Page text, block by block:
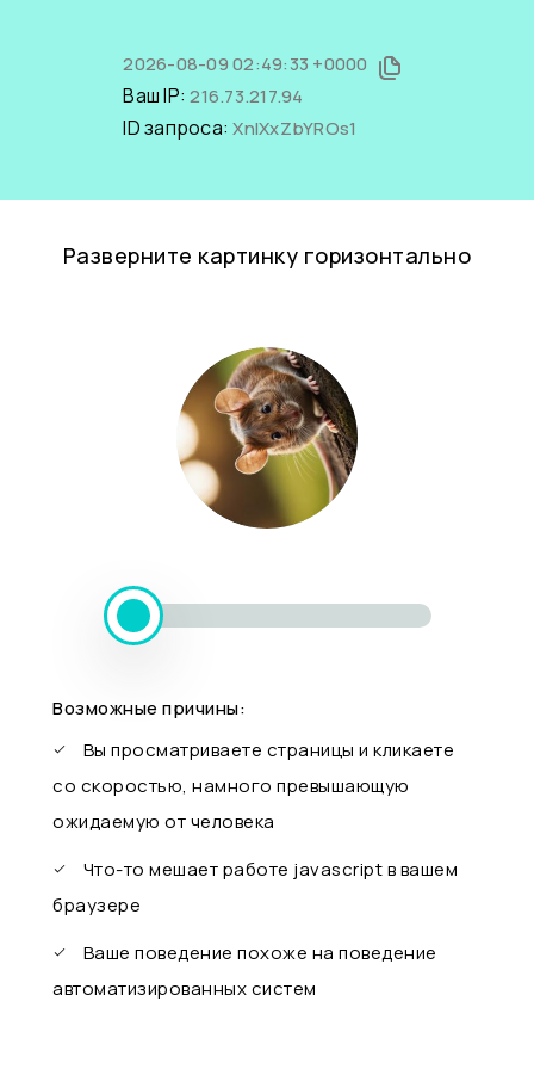
2026-08-09 02:49:33 +0000
Ваш IP:216.73.217.94
ID запроса:XnIXxZbYROs1
Разверните картинку горизонтально
Возможные причины:
Вы просматриваете страницы и кликаете
со скоростью, намного превышающую
ожидаемую от человека
Что-то мешает работе javascript в вашем
браузере
Ваше поведение похоже на поведение
автоматизированных систем